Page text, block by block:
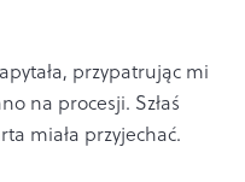
przypatrując mi
na procesji. Szłaś
miała przyjechać.